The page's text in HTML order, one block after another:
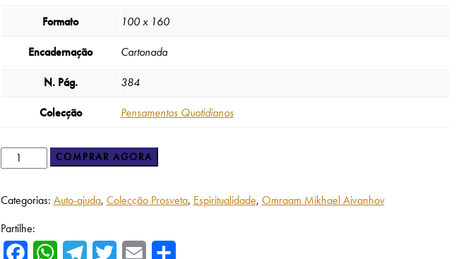
Formato 100 x 160
Encadernação Cartonada
N. Pág. 384
Colecção Pensamentos Quotidianos
COMPRAR AGORA
Categorias: Auto-ajuda, Colecção Prosveta, Espiritualidade, Omraam Mikhael Aivanhov
Partilhe:
FacebookWhatsAppTelegramTwitter Email